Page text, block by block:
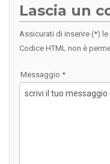
Lascia un
Assicurati di inserire (*)
Codice HTML non è
Messaggio *